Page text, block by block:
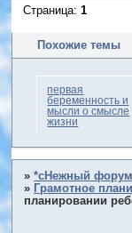
Страница:1
Похожие темы
первая
беременность и
мысли о смысле
жизни
»*сНежный
» Грамотное
планировании